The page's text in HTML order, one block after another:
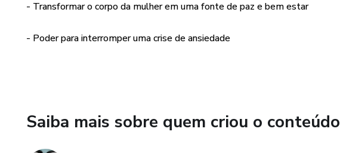
- Sensação de estar flutuando (Desrealização)
- Ondas de Calor
- Transformar o corpo da mulher em uma fonte de paz e bem estar
- Poder para interromper uma crise de ansiedade
Saiba mais sobre quem criou o conteúdo